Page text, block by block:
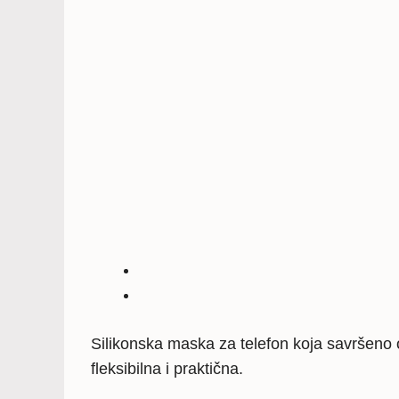
Silikonska maska za telefon koja
fleksibilna i praktična.